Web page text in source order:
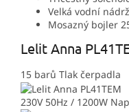
Velká vodní
Mosazný bojler
Lelit Anna
15 barů Tlak čerpadla
230V 50Hz / 1200W